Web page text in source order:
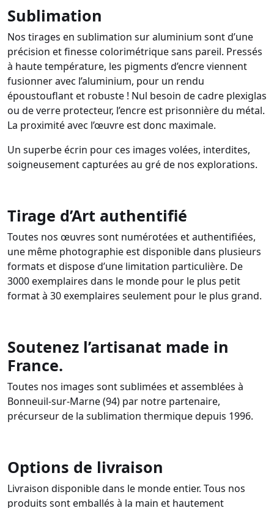
Sublimation
Nos tirages en sublimation sur aluminium sont d’une
précision et finesse colorimétrique sans pareil. Pressés
à haute température, les pigments d’encre viennent
fusionner avec l’aluminium, pour un rendu
époustouflant et robuste ! Nul besoin de cadre plexiglas
ou de verre protecteur, l’encre est prisonnière du métal.
La proximité avec l’œuvre est donc maximale.
Un superbe écrin pour ces images volées, interdites,
soigneusement capturées au gré de nos explorations.
Tirage d’Art authentifié
Toutes nos œuvres sont numérotées et authentifiées,
une même photographie est disponible dans plusieurs
formats et dispose d’une limitation particulière. De
3000 exemplaires dans le monde pour le plus petit
format à 30 exemplaires seulement pour le plus grand.
Soutenez l’artisanat made in
France.
Toutes nos images sont sublimées et assemblées à
Bonneuil-sur-Marne (94) par notre partenaire,
précurseur de la sublimation thermique depuis 1996.
Options de livraison
Livraison disponible dans le monde entier. Tous nos
produits sont emballés à la main et hautement